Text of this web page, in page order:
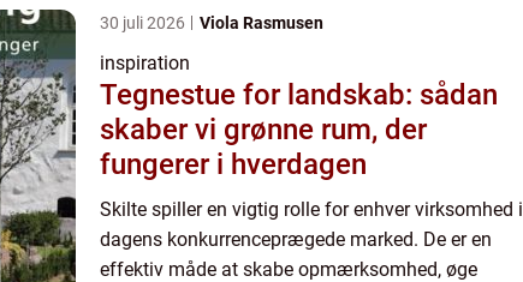
30 juli 2026 Viola Rasmusen
inspiration
Tegnestue for landskab: sådan
skaber vi grønne rum, der
fungerer i hverdagen
Skilte spiller en vigtig rolle for enhver virksomhed i
dagens konkurrenceprægede marked. De er en
effektiv måde at skabe opmærksomhed, øge